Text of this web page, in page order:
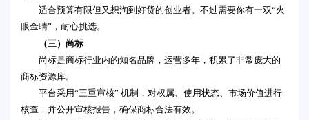
适合预算有限但又想淘到好货的创业者。不过需要你有一双“火
眼金睛”，耐心挑选。
（三）尚标
尚标是商标行业内的知名品牌，运营多年，积累了非常庞大的
商标资源库。
平台采用“三重审核” 机制，对权属、使用状态、市场价值进行
核查，并公开审核报告，确保商标合法有效。